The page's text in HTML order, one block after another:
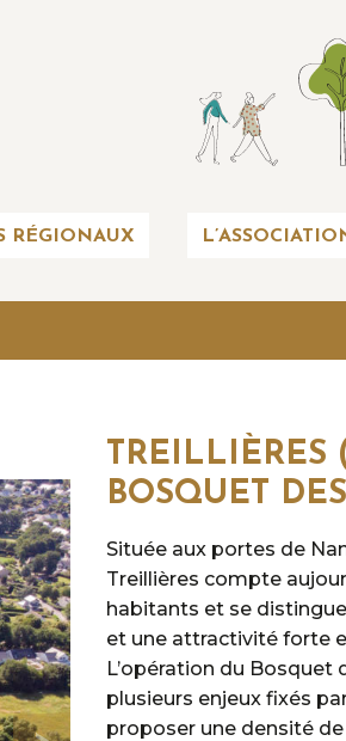
RÉGIONAUX
TREILLIÈRES
BOSQUET
Située aux portes de
Treillières compte
habitants et se
et une attractivité forte
L’opération du Bosquet
plusieurs enjeux fixés
proposer une densité